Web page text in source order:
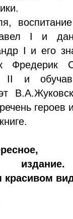
I и
I и его
Фредерик
II и
героев
красивом